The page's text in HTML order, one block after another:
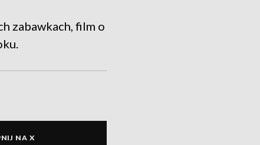
zabawkach, film o
NA X